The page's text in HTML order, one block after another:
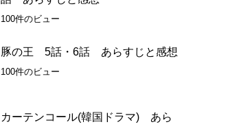
100件のビュー
豚の王 5話・6話 あらすじと感想
100件のビュー
カーテンコール(韓国ドラマ) あら